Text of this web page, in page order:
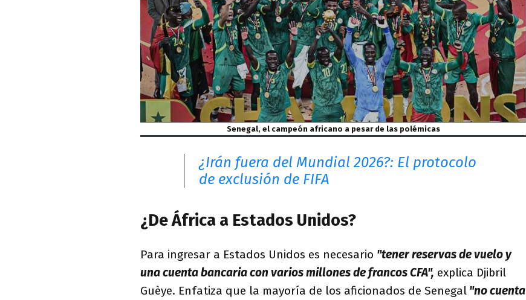
Senegal, el campeón africano a pesar de las polémicas
¿Irán fuera del Mundial 2026?: El protocolo
de exclusión de FIFA
¿De África a Estados Unidos?
Para ingresar a Estados Unidos es necesario "tener reservas de vuelo y
una cuenta bancaria con varios millones de francos CFA", explica Djibril
Guèye. Enfatiza que la mayoría de los aficionados de Senegal "no cuenta